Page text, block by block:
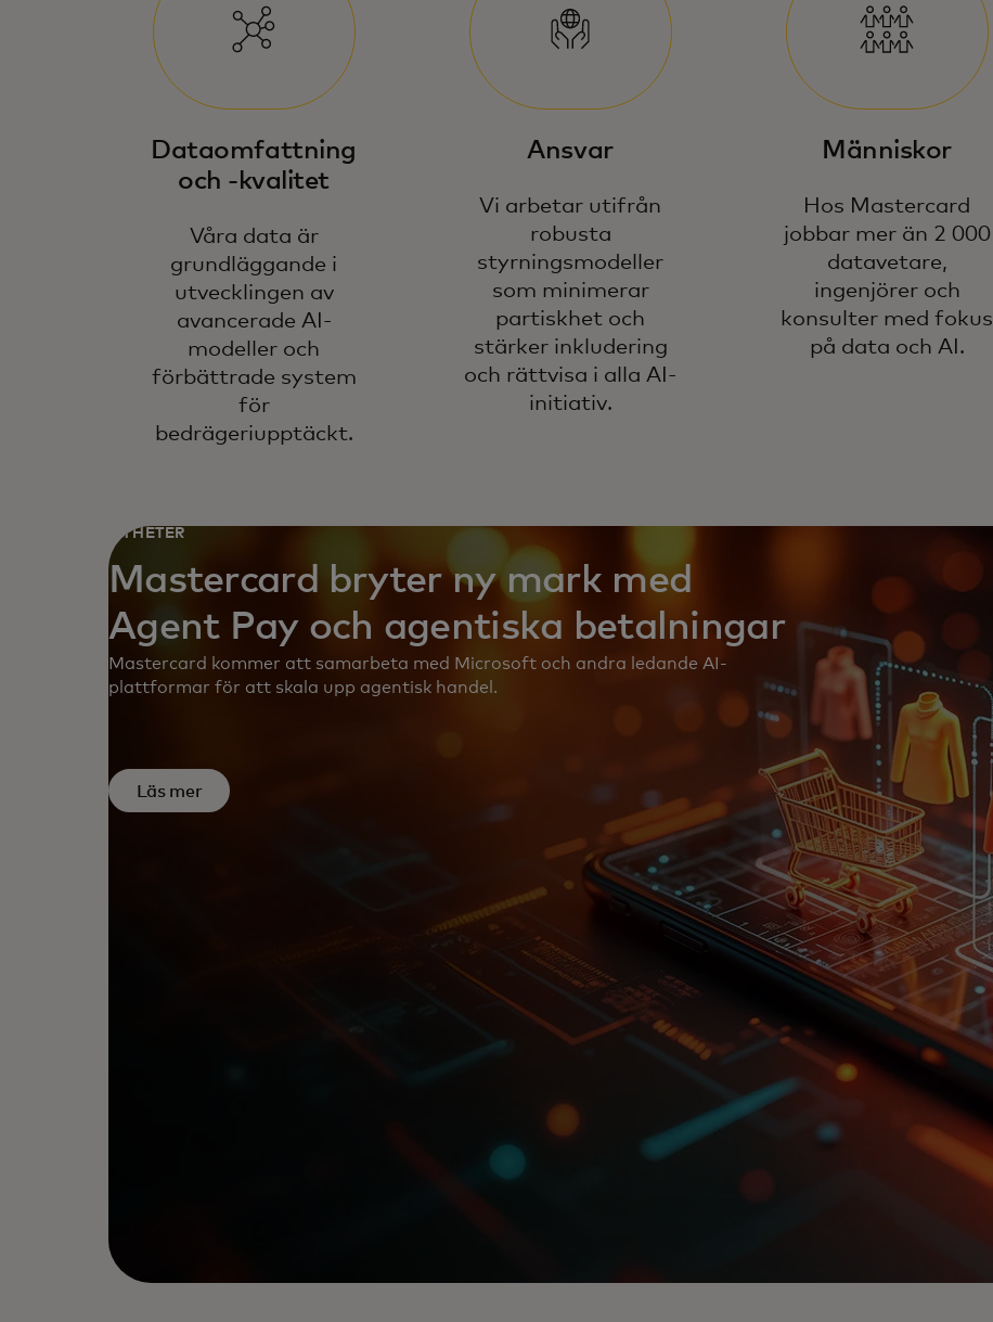
Dataomfattning
och -kvalitet
Våra data är
grundläggande i
utvecklingen av
avancerade AI-
modeller och
förbättrade system
för
bedrägeriupptäckt.
Ansvar
Vi arbetar utifrån
robusta
styrningsmodeller
som minimerar
partiskhet och
stärker inkludering
och rättvisa i alla AI-
initiativ.
Människor
Hos Mastercard
jobbar mer än 2 000
datavetare,
ingenjörer och
konsulter med fokus
på data och AI.
NYHETER
Mastercard bryter ny mark med
Agent Pay och agentiska betalningar
Mastercard kommer att samarbeta med Microsoft och andra ledande AI-
plattformar för att skala upp agentisk handel.
Läs mer